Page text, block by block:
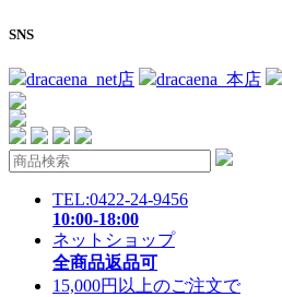
SNS
dracaena_net店 dracaena_本店
TEL:0422-24-9456
10:00-18:00
ネットショップ
全商品返品可
15,000円以上のご注文で